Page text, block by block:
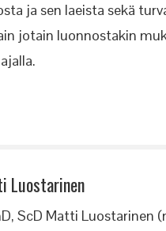
ja sen laeista sekä
jotain luonnostakin
Luostarinen
ScD Matti Luostarinen